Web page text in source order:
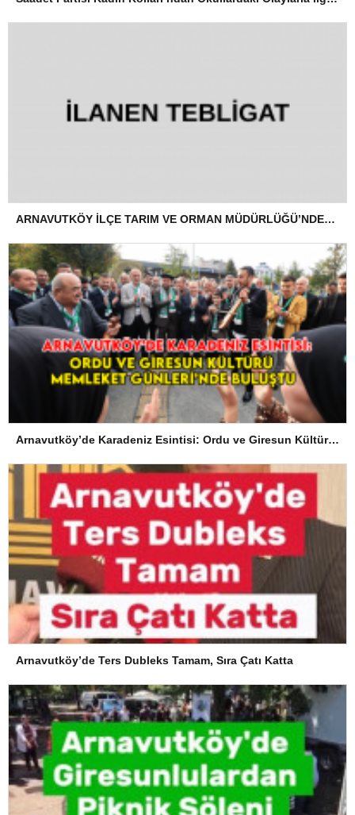
ARNAVUTKÖY İLÇE TARIM VE ORMAN MÜDÜRLÜĞÜ’NDEN İLANEN TEBLİGAT
Arnavutköy’de Karadeniz Esintisi: Ordu ve Giresun Kültürü Memleket Günleri’nde Buluştu
Arnavutköy’de Ters Dubleks Tamam, Sıra Çatı Katta